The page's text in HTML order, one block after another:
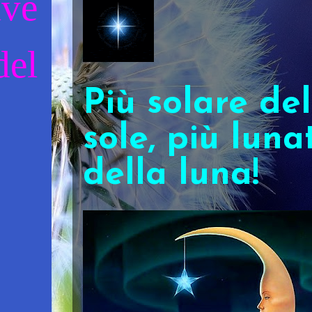
Più solare del
sole, più
della luna!